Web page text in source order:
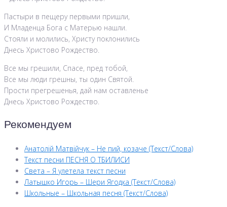
Пастыри в пещеру первыми пришли,
И Младенца Бога с Матерью нашли.
Стояли и молились, Христу поклонились
Днесь Христово Рождество.
Все мы грешили, Спасе, пред тобой,
Все мы люди грешны, ты один Святой.
Прости прегрешенья, дай нам оставленье
Днесь Христово Рождество.
Рекомендуем
Анатолій Матвійчук – Не пий, козаче (Текст/Слова)
Текст песни ПЕСНЯ О ТБИЛИСИ
Света – Я улетела текст песни
Латышко Игорь – Шери Ягодка (Текст/Слова)
Школьные – Школьная песня (Текст/Слова)